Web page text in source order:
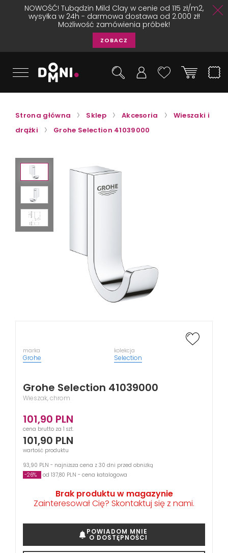
NOWOŚĆ! Tubądzin Mild Clay w cenie od 115 zł/m2,
wysyłka w 24h - darmowa dostawa od 2.000 zł!
Możliwość zamówienia próbek!
ZOBACZ
Strona główna Sklep Akcesoria
Wieszaki i
drążki
Grohe Selection 41039000
marka
Grohe
kolekcja
Selection
Grohe Selection 41039000
Wieszak, chrom
101,90 PLN
cena brutto za 1 szt.
101,90 PLN
wartość produktu
93,90 PLN - najniższa cena z 30 dni przed obniżką
-26%
od 137,80 PLN - cena katalogowa
Brak produktu w magazynie
Zainteresował Cię? Skontaktuj się z nami.
POWIADOM MNIE
O DOSTĘPNOŚCI